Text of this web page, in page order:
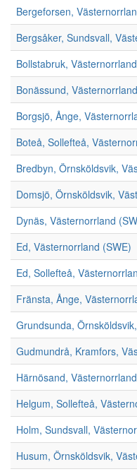
Bergeforsen,
Bergsåker, Sundsvall,
Bollstabruk,
Bonässund,
Borgsjö, Ånge,
Boteå, Sollefteå,
Bredbyn, Örnsköldsvik,
Domsjö, Örnsköldsvik,
Dynäs, Västernorrland
Ed, Västernorrland (SWE)
Ed, Sollefteå,
Fränsta, Ånge,
Grundsunda,
Gudmundrå, Kramfors,
Härnösand,
Helgum, Sollefteå,
Holm, Sundsvall,
Husum, Örnsköldsvik,